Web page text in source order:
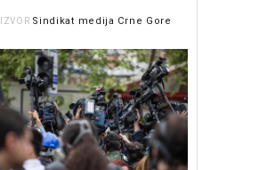
IZVOR Sindikat medija Crne Gore